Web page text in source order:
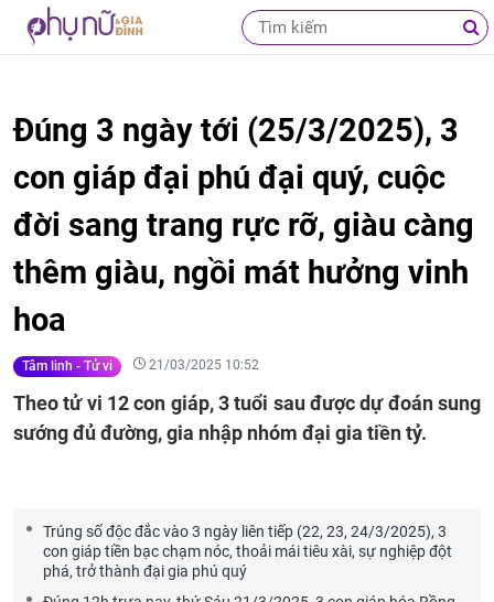
Đúng 3 ngày tới (25/3/2025), 3
con giáp đại phú đại quý, cuộc
đời sang trang rực rỡ, giàu càng
thêm giàu, ngồi mát hưởng vinh
hoa
Tâm linh - Tử vi 21/03/2025 10:52
Theo tử vi 12 con giáp, 3 tuổi sau được dự đoán sung
sướng đủ đường, gia nhập nhóm đại gia tiền tỷ.
Trúng số độc đắc vào 3 ngày liên tiếp (22, 23, 24/3/2025), 3
con giáp tiền bạc chạm nóc, thoải mái tiêu xài, sự nghiệp đột
phá, trở thành đại gia phú quý